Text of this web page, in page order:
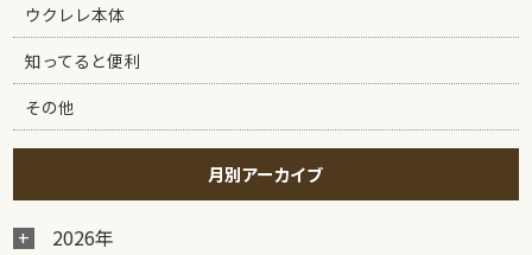
ウクレレ本体
知ってると便利
その他
月別アーカイブ
2026年